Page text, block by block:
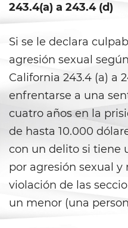
Oral
Prostitution
Rape
Sexual
Statutory
243.4(a) a 243.4 (d)
Si se le declara
agresión sexual
California 243.4 (a) a
enfrentarse a una
cuatro años en la
de hasta 10.000
con un delito si tiene
por agresión sexual
violación de las
un menor (una